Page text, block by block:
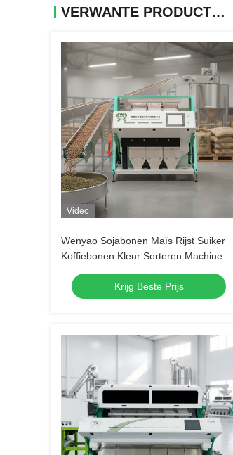
VERWANTE PRODUCTEN
Video
Wenyao Sojabonen Maïs Rijst Suiker
Koffiebonen Kleur Sorteren Machine
Nieuw ontwerp Volledig Automatische
Kleur Sorteren Machine
Krijg Beste Prijs